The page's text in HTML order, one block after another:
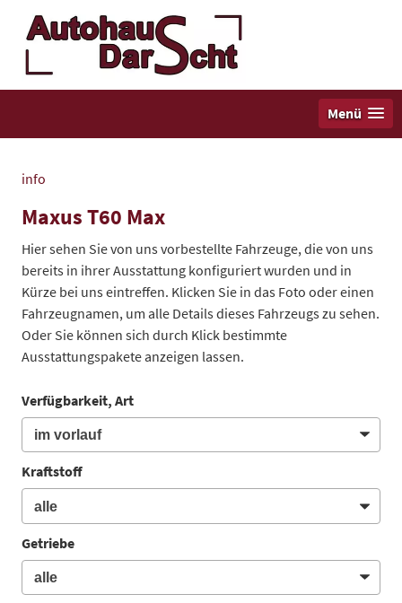
Menü
info
Maxus T60 Max
Hier sehen Sie von uns vorbestellte Fahrzeuge, die von uns
bereits in ihrer Ausstattung konfiguriert wurden und in
Kürze bei uns eintreffen. Klicken Sie in das Foto oder einen
Fahrzeugnamen, um alle Details dieses Fahrzeugs zu sehen.
Oder Sie können sich durch Klick bestimmte
Ausstattungspakete anzeigen lassen.
Verfügbarkeit, Art
Kraftstoff
Getriebe